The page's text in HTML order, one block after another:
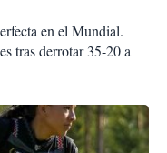
en el Mundial.
tras derrotar 35-20 a